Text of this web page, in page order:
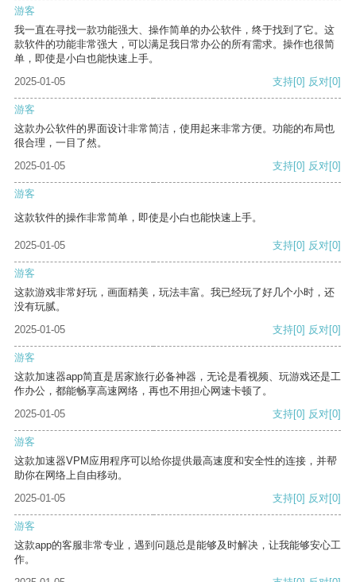
游客
我一直在寻找一款功能强大、操作简单的办公软件，终于找到了它。这
款软件的功能非常强大，可以满足我日常办公的所有需求。操作也很简
单，即使是小白也能快速上手。
2025-01-05
支持[0] 反对[0]
游客
这款办公软件的界面设计非常简洁，使用起来非常方便。功能的布局也
很合理，一目了然。
2025-01-05
支持[0] 反对[0]
游客
这款软件的操作非常简单，即使是小白也能快速上手。
2025-01-05 支持[0] 反对[0]
游客
这款游戏非常好玩，画面精美，玩法丰富。我已经玩了好几个小时，还
没有玩腻。
2025-01-05
支持[0] 反对[0]
游客
这款加速器app简直是居家旅行必备神器，无论是看视频、玩游戏还是工
作办公，都能畅享高速网络，再也不用担心网速卡顿了。
2025-01-05
支持[0] 反对[0]
游客
这款加速器VPM应用程序可以给你提供最高速度和安全性的连接，并帮
助你在网络上自由移动。
2025-01-05
支持[0] 反对[0]
游客
这款app的客服非常专业，遇到问题总是能够及时解决，让我能够安心工
作。